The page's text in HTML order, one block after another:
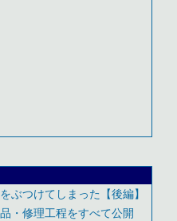
ぶつけてしまった【後編】
・修理工程をすべて公開